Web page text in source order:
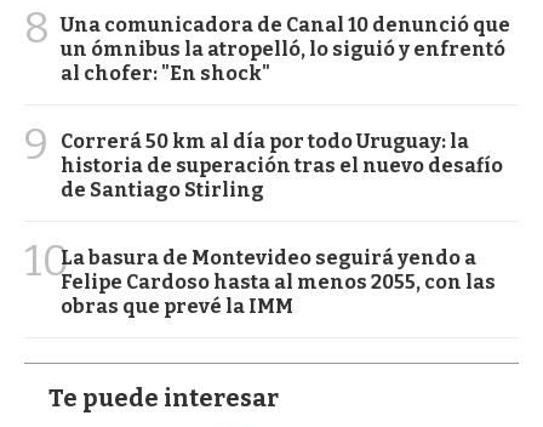
8 Una comunicadora de Canal 10 denunció que
un ómnibus la atropelló, lo siguió y enfrentó
al chofer: "En shock"
9
Correrá 50 km al día por todo Uruguay: la
historia de superación tras el nuevo desafío
de Santiago Stirling
10La basura de Montevideo seguirá yendo a
Felipe Cardoso hasta al menos 2055, con las
obras que prevé la IMM
Te puede interesar